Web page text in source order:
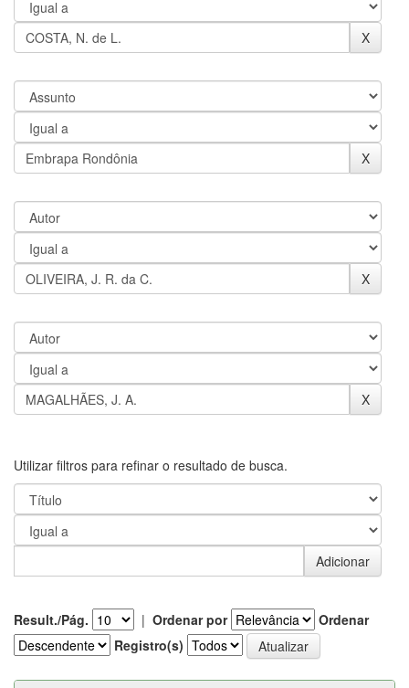
Utilizar filtros para refinar o resultado de busca.
Result./Pág. | Ordenar por
Ordenar
Registro(s)